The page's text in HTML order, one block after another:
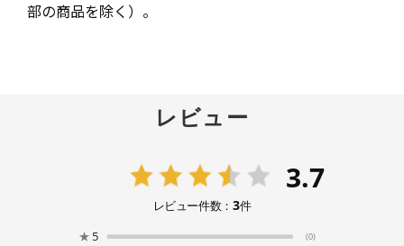
部の商品を除く）。
レビュー
3.7
レビュー件数： 3件
★ 5 (0)